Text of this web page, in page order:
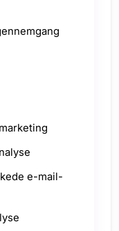
e-mail-